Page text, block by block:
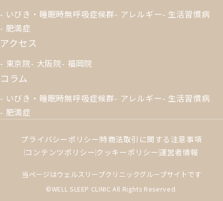
いびき・睡眠時無呼吸症候群 アレルギー 生活習慣病
肥満症
アクセス
東京院 大阪院 福岡院
コラム
いびき・睡眠時無呼吸症候群 アレルギー 生活習慣病
肥満症
プライバシーポリシー特商法取引に関する注意事項
コンテンツポリシー クッキーポリシー運営者情報
当ページはウェルスリープクリニックグループサイトです
©WELL SLEEP CLINIC All Rights Reserved.